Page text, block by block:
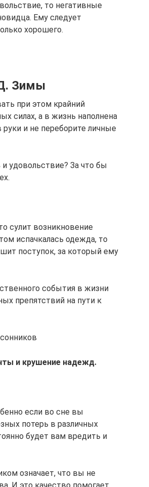
то негативные
Ему следует
хорошего.
Зимы
при этом крайний
силах, а в жизнь наполнена
и не переборите личные
удовольствие? За что бы
сулит возникновение
испачкалась одежда, то
поступок, за который ему
события в жизни
препятствий на пути к
и крушение надежд.
если во сне вы
потерь в различных
будет вам вредить и
означает, что вы не